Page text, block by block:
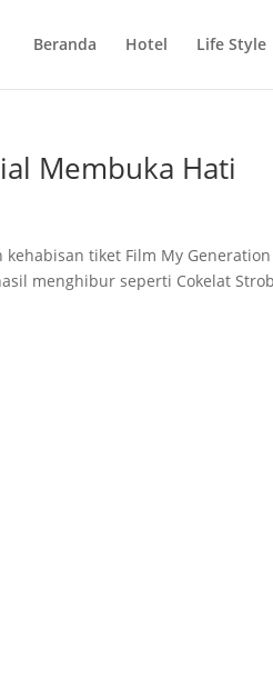
Beranda Hotel Life Style
Membuka Hati
tiket Film My
menghibur seperti Cokelat